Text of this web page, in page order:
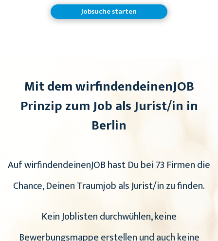
Jobsuche starten
Mit dem wirfindendeinenJOB
Prinzip zum Job als Jurist/in in
Berlin
Auf wirfindendeinenJOB hast Du bei 73 Firmen die
Chance, Deinen Traumjob als Jurist/in zu finden.
Kein Joblisten durchwühlen, keine